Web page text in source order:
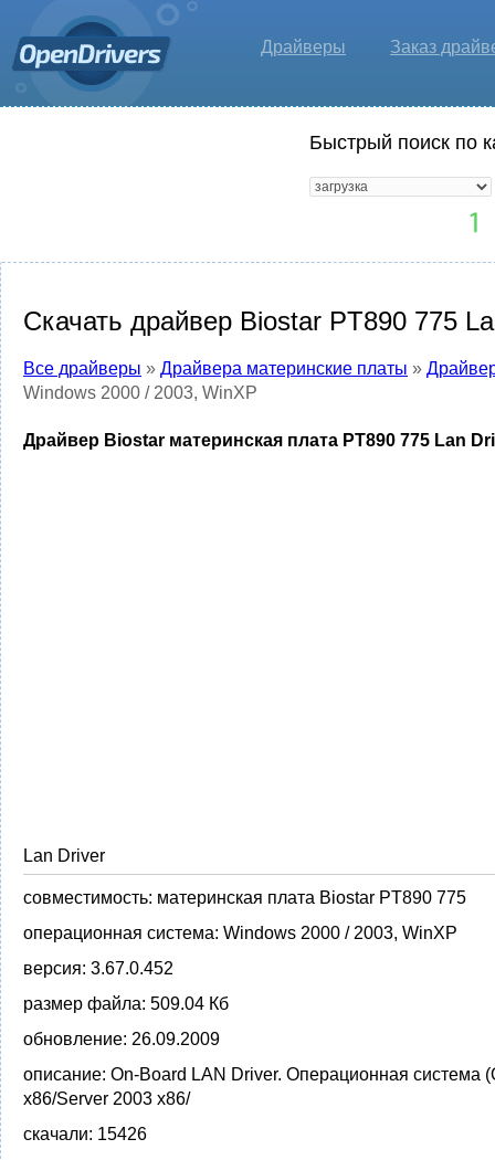
Драйверы Заказ
Быстрый поиск по
Скачать драйвер Biostar PT890 775
Все драйверы » Драйвера материнские платы »
Windows 2000 / 2003, WinXP
Драйвер Biostar материнская плата PT890 775 Lan
Lan Driver
совместимость: материнская плата Biostar PT890 775
операционная система: Windows 2000 / 2003, WinXP
версия: 3.67.0.452
размер файла: 509.04 Кб
обновление: 26.09.2009
описание: On-Board LAN Driver. Операционная система
x86/Server 2003 x86/
скачали: 15426